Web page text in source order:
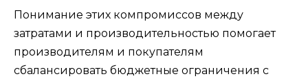
Понимание этих компромиссов между
затратами и производительностью помогает
производителям и покупателям
сбалансировать бюджетные ограничения с